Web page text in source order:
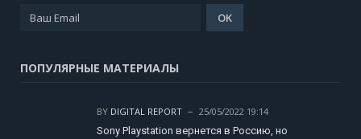
ПОПУЛЯРНЫЕ МАТЕРИАЛЫ
BY DIGITAL REPORT
25/05/2022 19:14
Sony Playstation вернется в Россию, но